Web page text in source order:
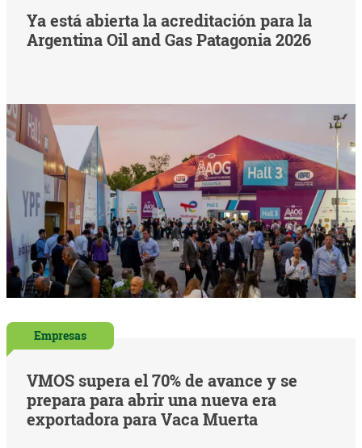
Ya está abierta la acreditación para la
Argentina Oil and Gas Patagonia 2026
Empresas
VMOS supera el 70% de avance y se
prepara para abrir una nueva era
exportadora para Vaca Muerta